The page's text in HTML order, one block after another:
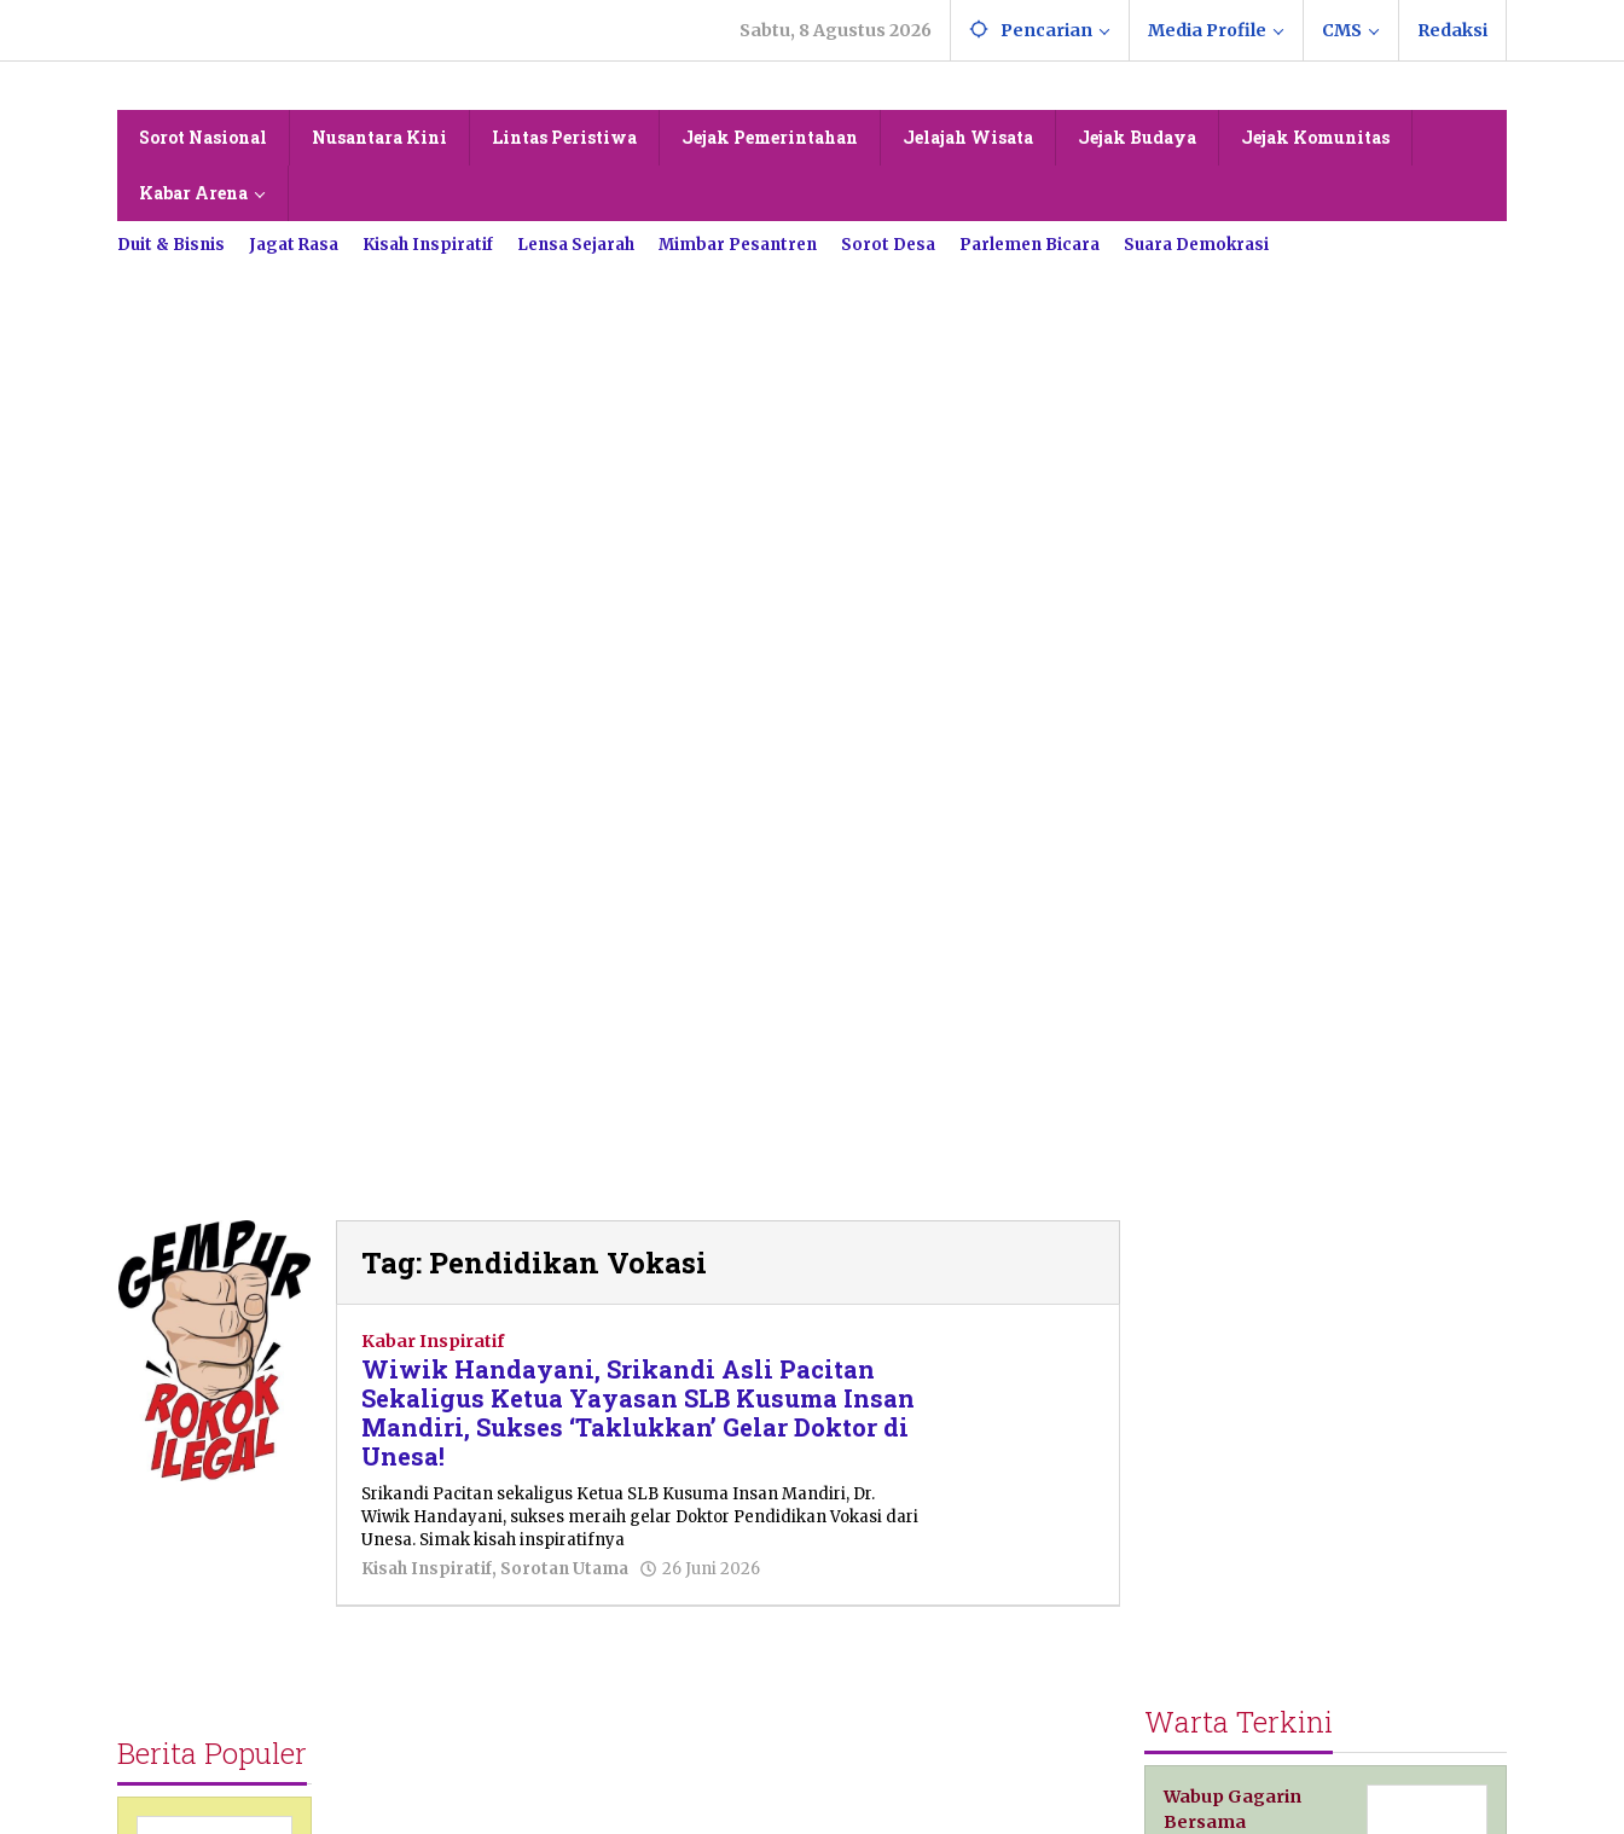
konten
Sabtu, 8 Agustus 2026 Pencarian Media Profile CMS Redaksi
Sorot Nasional Nusantara Kini Lintas Peristiwa Jejak Pemerintahan Jelajah Wisata Jejak Budaya Jejak Komunitas
Kabar Arena
Duit & Bisnis Jagat Rasa Kisah Inspiratif Lensa Sejarah Mimbar Pesantren Sorot Desa Parlemen Bicara Suara Demokrasi
Berita Populer
Tag: Pendidikan Vokasi
Kabar Inspiratif
Wiwik Handayani, Srikandi Asli Pacitan
Sekaligus Ketua Yayasan SLB Kusuma Insan
Mandiri, Sukses ‘Taklukkan’ Gelar Doktor di
Unesa!
Srikandi Pacitan sekaligus Ketua SLB Kusuma Insan Mandiri, Dr.
Wiwik Handayani, sukses meraih gelar Doktor Pendidikan Vokasi dari
Unesa. Simak kisah inspiratifnya
Kisah Inspiratif, Sorotan Utama 26 Juni 2026
Azizah
Warta Terkini
Wabup Gagarin
Bersama